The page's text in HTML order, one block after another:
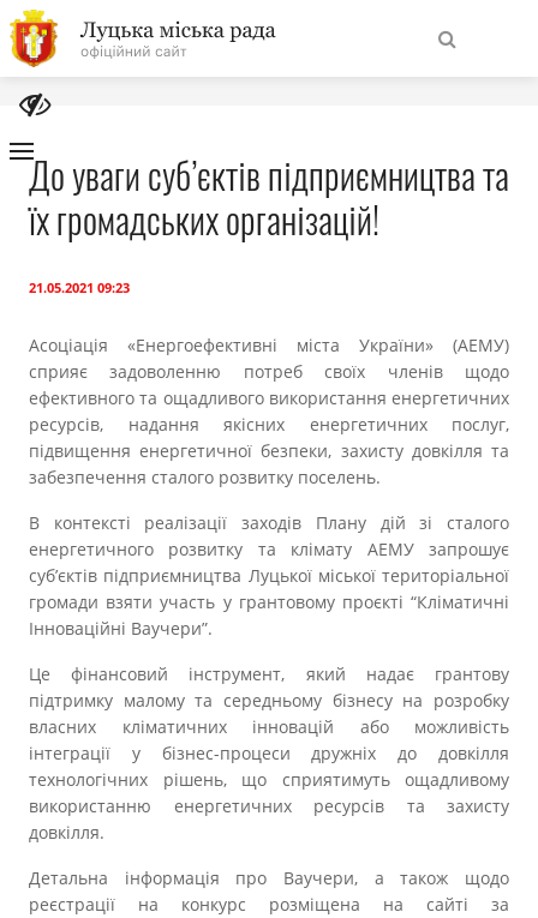
На
головну
НавігаціяПро місто
Міська рада
Бюджет
Публічна інформація
Прозорість влади
Документи
До уваги суб’єктів підприємництва та
їх громадських організацій!
21.05.2021 09:23
Асоціація «Енергоефективні міста України» (АЕМУ)
сприяє задоволенню потреб своїх членів щодо
ефективного та ощадливого використання енергетичних
ресурсів, надання якісних енергетичних послуг,
підвищення енергетичної безпеки, захисту довкілля та
забезпечення сталого розвитку поселень.
В контексті реалізації заходів Плану дій зі сталого
енергетичного розвитку та клімату АЕМУ запрошує
суб’єктів підприємництва Луцької міської територіальної
громади взяти участь у грантовому проєкті “Кліматичні
Інноваційні Ваучери”.
Це фінансовий інструмент, який надає грантову
підтримку малому та середньому бізнесу на розробку
власних кліматичних інновацій або можливість
інтеграції у бізнес-процеси дружніх до довкілля
технологічних рішень, що сприятимуть ощадливому
використанню енергетичних ресурсів та захисту
довкілля.
Детальна інформація про Ваучери, а також щодо
реєстрації на конкурс розміщена на сайті за